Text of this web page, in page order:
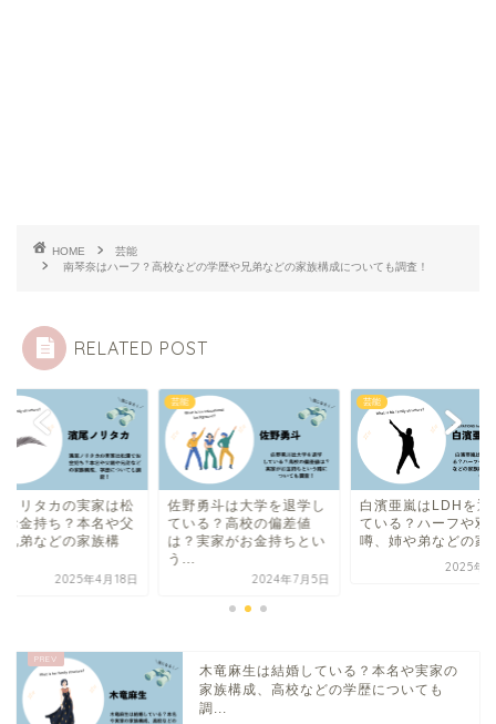
HOME
芸能
南琴奈はハーフ？高校などの学歴や兄弟などの家族構成についても調査！
RELATED POST
ノリタカの実家は松
お金持ち？本名や父
兄弟などの家族構
2025年4月18日
芸能
佐野勇斗は大学を退学し
ている？高校の偏差値
は？実家がお金持ちとい
う...
2024年7月5日
芸能
白濱亜嵐はLDHを退
ている？ハーフや双
噂、姉や弟などの家
2025年4
木竜麻生は結婚している？本名や実家の
家族構成、高校などの学歴についても
調...